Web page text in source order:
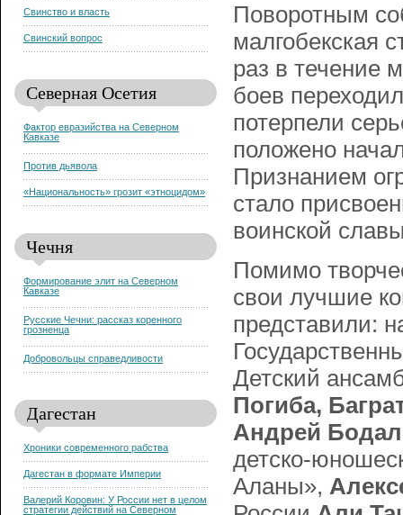
Свинство и власть
Свинский вопрос
Северная Осетия
Фактор евразийства на Северном
Кавказе
Против дьявола
«Национальность» грозит «этноцидом»
Чечня
Формирование элит на Северном
Кавказе
Русские Чечни: рассказ коренного
грозненца
Добровольцы справедливости
Дагестан
Хроники современного рабства
Дагестан в формате Империи
Валерий Коровин: У России нет в целом
стратегии действий на Северном
Поворотным
малгобекская
раз в течение
боев
потерпели
положено
Признанием
стало
воинской
Помимо
свои лучшие
представили:
Детский
Погиба,
Андрей
детско-
Аланы»,